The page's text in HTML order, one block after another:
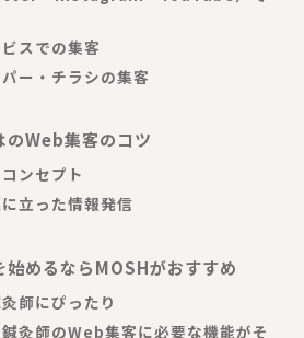
スでの集客
ー・チラシの集客
のWeb集客のコツ
ンセプト
立った情報発信
始めるならMOSHがおすすめ
師にぴったり
灸師のWeb集客に必要な機能がそ